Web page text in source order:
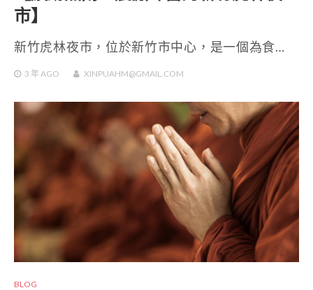
市】
新竹虎林夜市，位於新竹市中心，是一個為食…
3 年 AGO XINPUAHM@GMAIL.COM
BLOG